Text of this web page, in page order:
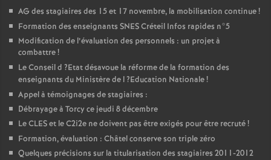
AG des stagiaires des 15 et 17 novembre, la mobilisation continue!
Formation des enseignants SNESCréteil Infos rapides n°5
Modification de l’évaluation des personnels : un projet à
combattre!
Le Conseil d ?Etat désavoue la réforme de la formation des
enseignants du Ministère de l?Education Nationale!
Appel à témoignages de stagiaires :
Débrayage à Torcy ce jeudi 8 décembre
LeCLESet le C2i2e ne doivent pas être exigés pour être recruté!
Formation, évaluation : Châtel conserve son triple zéro
Quelques précisions sur la titularisation des stagiaires 2011-2012